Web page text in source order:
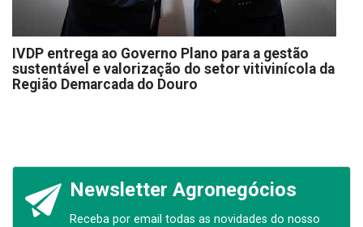
IVDP entrega ao Governo Plano para a gestão
sustentável e valorização do setor vitivinícola da
Região Demarcada do Douro
Newsletter Agronegócios
Receba por email todas as novidades do nosso